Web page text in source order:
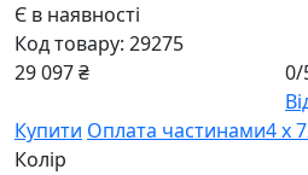
Є в наявності
Код товару: 29275
29 097 ₴
0/
Купити Оплата частинами4 х
Колір